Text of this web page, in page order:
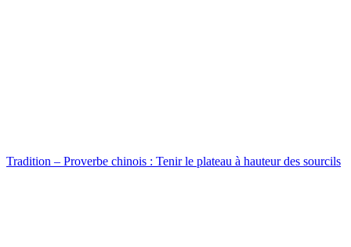
Tradition – Proverbe chinois : Tenir le plateau à hauteur des sourcils